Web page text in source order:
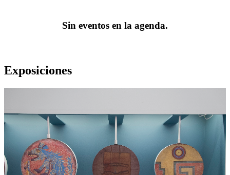
Sin eventos en la agenda.
Exposiciones